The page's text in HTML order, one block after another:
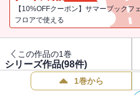
刻（活字化）出版（全３巻）がい
庫に伝わる自筆本（国宝）はもと
な必携書となることは間違いない。
【10%OFFクーポン】サマーブックフ
フロアで使える
この作品の1巻
シリーズ作品(98件)
1巻から